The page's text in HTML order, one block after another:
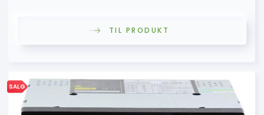
TIL PRODUKT
SALG